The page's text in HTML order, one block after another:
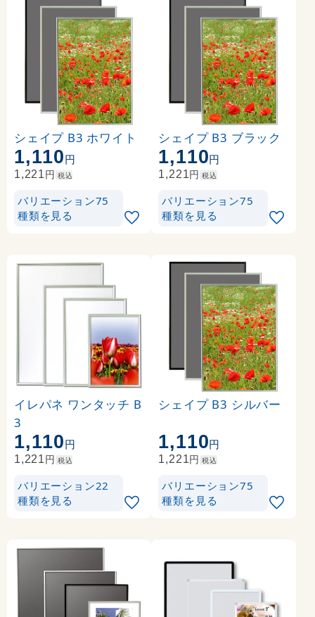
シェイプ B3 ホワイト
1,110円
1,221円 税込
バリエーション75
種類を見る
シェイプ B3 ブラック
1,110円
1,221円 税込
バリエーション75
種類を見る
イレパネ ワンタッチ B
3
1,110円
1,221円 税込
バリエーション22
種類を見る
シェイプ B3 シルバー
1,110円
1,221円 税込
バリエーション75
種類を見る